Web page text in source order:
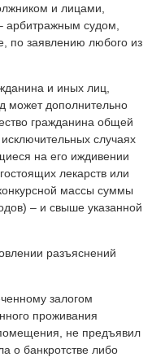
и лицами,
арбитражным судом,
по заявлению любого из
и иных лиц,
может дополнительно
гражданина общей
случаях
на его иждивении
лекарств или
массы суммы
– и свыше указанной
разъяснений
залогом
проживания
не предъявил
о банкротстве либо